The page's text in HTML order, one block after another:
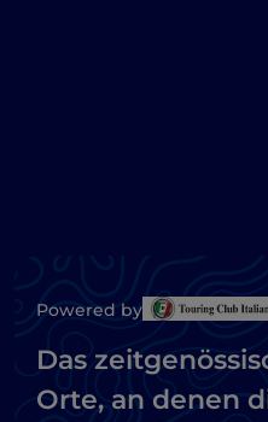
Powered by
Das
Orte, an denen